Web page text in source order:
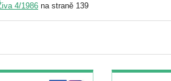
4/1986 na straně 139